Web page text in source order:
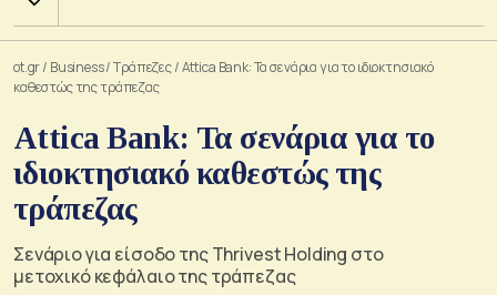
ot.gr/ Business/Τράπεζες/Attica Bank: Τα σενάρια για το ιδιοκτησιακό
καθεστώς της τράπεζας
Attica Bank: Τα σενάρια για το
ιδιοκτησιακό καθεστώς της
τράπεζας
Σενάριο για είσοδο της Thrivest Holding στο
μετοχικό κεφάλαιο της τράπεζας